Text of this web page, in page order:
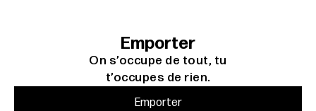
Emporter
On s’occupe de tout, tu
t’occupes de rien.
Emporter